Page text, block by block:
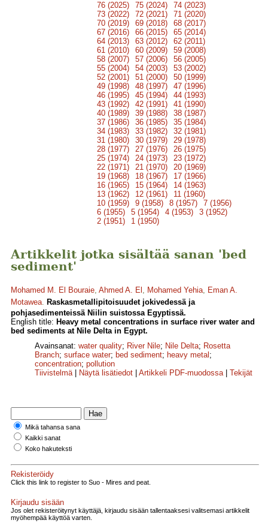
76 (2025) 75 (2024)
74 (2023)
73 (2022)
72 (2021)
71 (2020)
70 (2019)
69 (2018)
68 (2017)
67 (2016)
66 (2015)
65 (2014)
64 (2013)
63 (2012)
62 (2011)
61 (2010)
60 (2009)
59 (2008)
58 (2007)
57 (2006)
56 (2005)
55 (2004)
54 (2003)
53 (2002)
52 (2001)
51 (2000)
50 (1999)
49 (1998)
48 (1997)
47 (1996)
46 (1995)
45 (1994)
44 (1993)
43 (1992)
42 (1991)
41 (1990)
40 (1989)
39 (1988)
38 (1987)
37 (1986)
36 (1985)
35 (1984)
34 (1983)
33 (1982)
32 (1981)
31 (1980)
30 (1979)
29 (1978)
28 (1977)
27 (1976)
26 (1975)
25 (1974)
24 (1973)
23 (1972)
22 (1971)
21 (1970)
20 (1969)
19 (1968)
18 (1967)
17 (1966)
16 (1965)
15 (1964)
14 (1963)
13 (1962)
12 (1961)
11 (1960)
10 (1959)
9 (1958) 8 (1957)
7 (1956)
6 (1955)
5 (1954) 4 (1953)
3 (1952)
2 (1951)
1 (1950)
Artikkelit jotka sisältää sanan 'bed
sediment'
Mohamed M. El Bouraie, Ahmed A. El , Mohamed Yehia, Eman A.
Motawea. Raskasmetallipitoisuudet jokivedessä ja
pohjasedimenteissä Niilin suistossa Egyptissä.
English title: Heavy metal concentrations in surface river water and
bed sediments at Nile Delta in Egypt.
Avainsanat: water quality; River Nile; Nile Delta; Rosetta
Branch; surface water; bed sediment; heavy metal ;
concentration; pollution
Tiivistelmä| Näytä lisätiedot Artikkeli PDF-muodossa| Tekijät
Mikä tahansa sana
Kaikki sanat
Koko hakuteksti
Rekisteröidy
Click this link to register to Suo - Mires and peat.
Kirjaudu sisään
Jos olet rekisteröitynyt käyttäjä, kirjaudu sisään tallentaaksesi valitsemasi artikkelit
myöhempää käyttöä varten.